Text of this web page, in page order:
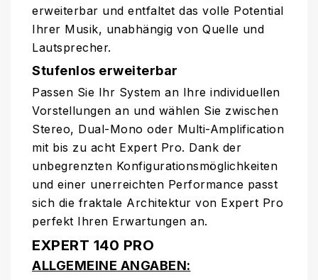
erweiterbar und entfaltet das volle Potential
Ihrer Musik, unabhängig von Quelle und
Lautsprecher.
Stufenlos erweiterbar
Passen Sie Ihr System an Ihre individuellen
Vorstellungen an und wählen Sie zwischen
Stereo, Dual-Mono oder Multi-Amplification
mit bis zu acht Expert Pro. Dank der
unbegrenzten Konfigurationsmöglichkeiten
und einer unerreichten Performance passt
sich die fraktale Architektur von Expert Pro
perfekt Ihren Erwartungen an.
EXPERT 140 PRO
ALLGEMEINE ANGABEN: